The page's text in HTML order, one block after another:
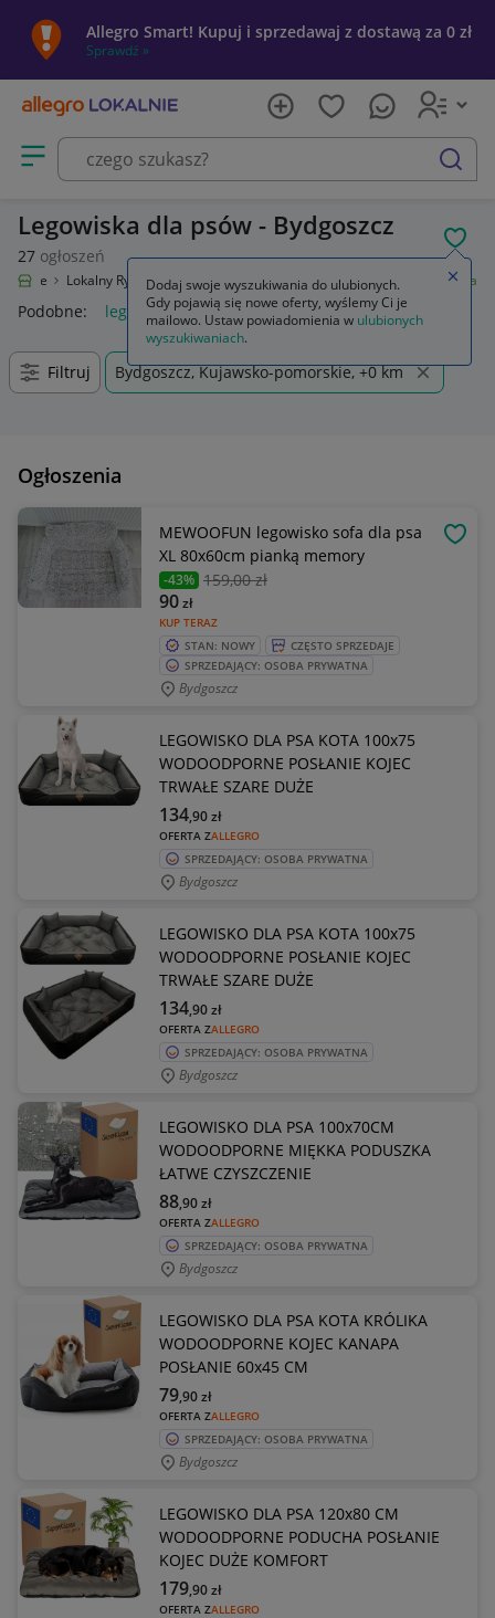
Allegro Smart! Kupuj i sprzedawaj z dostawą za 0 zł
Sprawdź »
Otwórz menu z kategoriami
szukaj
Legowiska dla psów - Bydgoszcz
27 ogłoszeń
Lokalny Ryneczek Artykuły dla zwierząt Dla psów Legowiska
Podobne: legowisko legowisko dla psa legowiska i budki
Filtruj Bydgoszcz, Kujawsko-pomorskie, +0 km
Ogłoszenia
MEWOOFUN legowisko sofa dla psa
XL 80x60cm pianką memory
-43% 159,00 zł
KUP TERAZ
90zł
STAN: NOWY
CZĘSTO SPRZEDAJE
SPRZEDAJĄCY: OSOBA PRYWATNA
Bydgoszcz
LEGOWISKO DLA PSA KOTA 100x75
WODOODPORNE POSŁANIE KOJEC
TRWAŁE SZARE DUŻE
OFERTA ZALLEGRO
134,90zł
SPRZEDAJĄCY: OSOBA PRYWATNA
Bydgoszcz
LEGOWISKO DLA PSA KOTA 100x75
WODOODPORNE POSŁANIE KOJEC
TRWAŁE SZARE DUŻE
OFERTA ZALLEGRO
134,90zł
SPRZEDAJĄCY: OSOBA PRYWATNA
Bydgoszcz
LEGOWISKO DLA PSA 100x70CM
WODOODPORNE MIĘKKA PODUSZKA
ŁATWE CZYSZCZENIE
OFERTA ZALLEGRO
88,90zł
SPRZEDAJĄCY: OSOBA PRYWATNA
Bydgoszcz
LEGOWISKO DLA PSA KOTA KRÓLIKA
WODOODPORNE KOJEC KANAPA
POSŁANIE 60x45 CM
OFERTA ZALLEGRO
79,90zł
SPRZEDAJĄCY: OSOBA PRYWATNA
Bydgoszcz
LEGOWISKO DLA PSA 120x80 CM
WODOODPORNE PODUCHA POSŁANIE
KOJEC DUŻE KOMFORT
OFERTA ZALLEGRO
179,90zł
Dodaj swoje wyszukiwania do ulubionych.
Gdy pojawią się nowe oferty, wyślemy Ci je
mailowo. Ustaw powiadomienia w ulubionych
wyszukiwaniach.